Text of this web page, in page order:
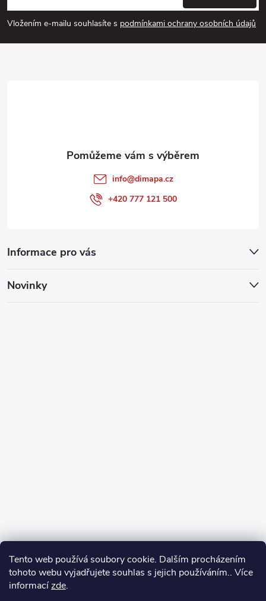
Tento web používá soubory cookie. Dalším procházením
tohoto webu vyjadřujete souhlas s jejich používáním.. Více
informacízde.
p
a
Vložením e-mailu souhlasíte s podmínkami ochrany osobních údajů
Informace pro vás
Novinky
info@dimapa.cz
+420 777 121 500